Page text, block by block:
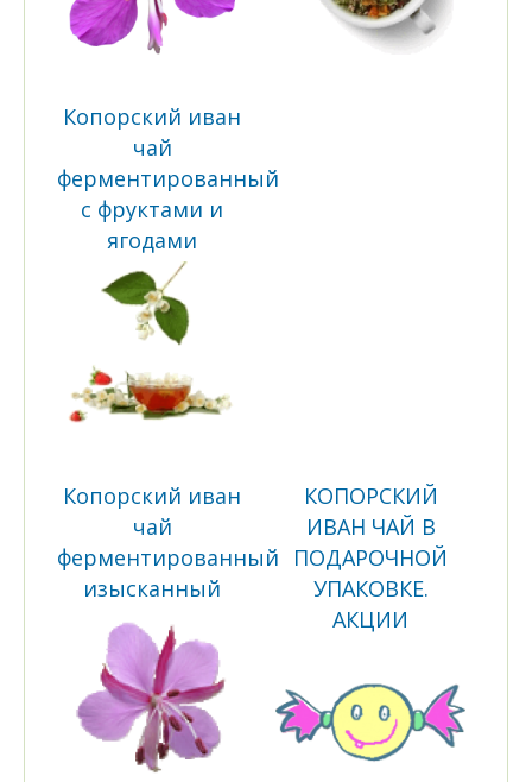
Копорский иван
чай
ферментированный
с фруктами и
ягодами
Копорский иван
чай
ферментированный
изысканный
КОПОРСКИЙ
ИВАН ЧАЙ В
ПОДАРОЧНОЙ
УПАКОВКЕ.
АКЦИИ